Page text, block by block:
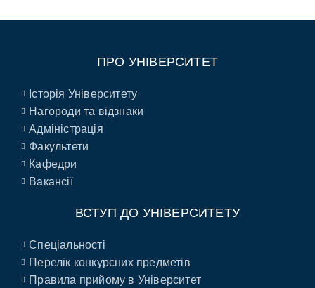
ПРО УНІВЕРСИТЕТ
Історія Університету
Нагороди та відзнаки
Адміністрація
Факультети
Кафедри
Вакансії
ВСТУП ДО УНІВЕРСИТЕТУ
Спеціальності
Перелік конкурсних предметів
Правила прийому в Університет